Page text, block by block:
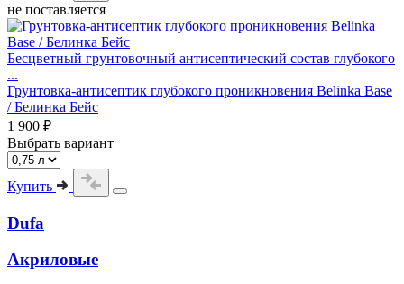
не поставляется
Бесцветный грунтовочный антисептический состав глубокого
...
Грунтовка-антисептик глубокого проникновения Belinka Base
/ Белинка Бейс
1 900 ₽
Выбрать вариант
Купить
Dufa
Акриловые